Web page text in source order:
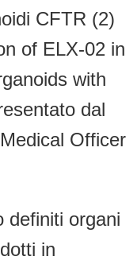
CFTR (2)
of ELX-02 in
with
dal
Officer
definiti organi
in